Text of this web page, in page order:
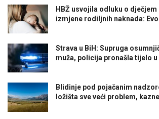
HBŽ usvojila odluku o
izmjene rodiljnih naknada:
Strava u BiH: Supruga
muža, policija pronašla tijelo u
Blidinje pod pojačanim
ložišta sve veći problem,